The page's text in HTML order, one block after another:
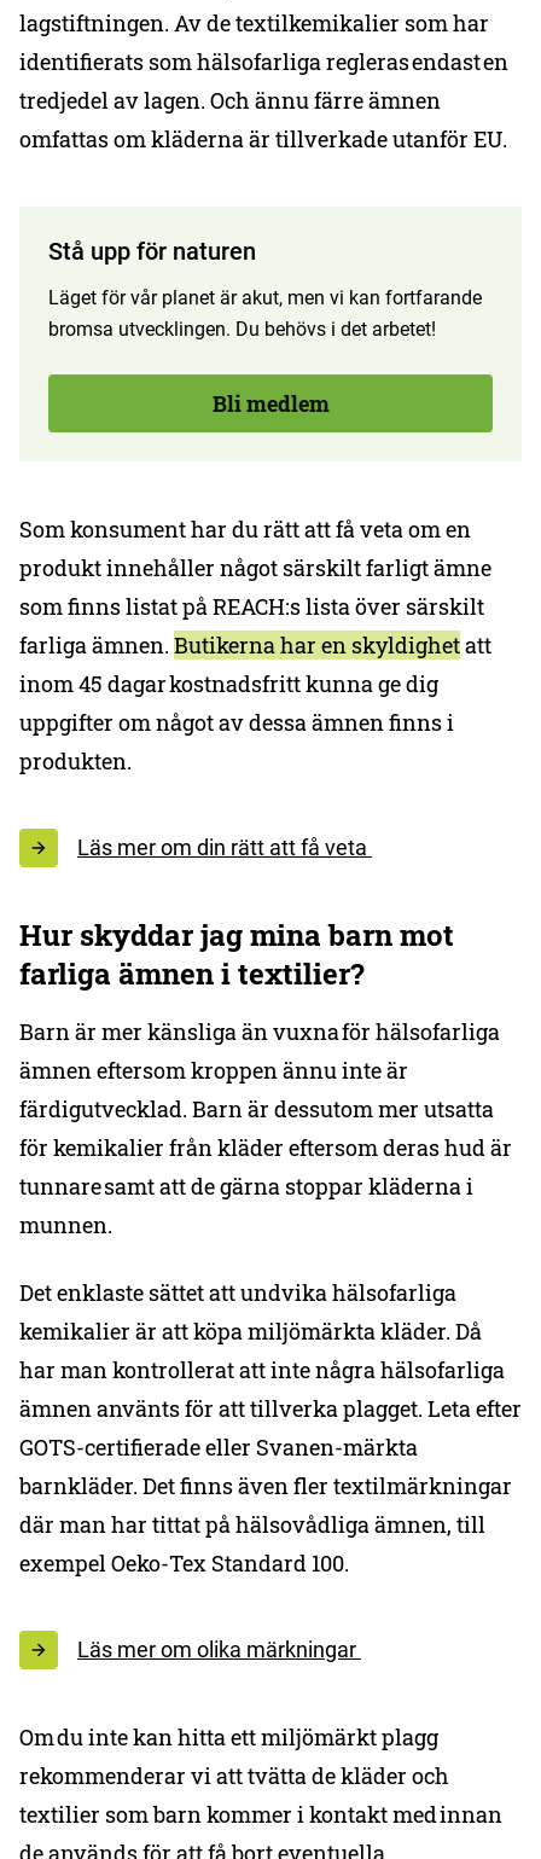
lagstiftningen. Av de textilkemikalier som har
identifierats som hälsofarliga regleras endast en
tredjedel av lagen. Och ännu färre ämnen
omfattas om kläderna är tillverkade utanför EU.
Stå upp för naturen
Läget för vår planet är akut, men vi kan fortfarande
bromsa utvecklingen. Du behövs i det arbetet!
Bli medlem
Som konsument har du rätt att få veta om en
produkt innehåller något särskilt farligt ämne
som finns listat på REACH:s lista över särskilt
farliga ämnen. Butikerna har en skyldighetatt
inom 45 dagar kostnadsfritt kunna ge dig
uppgifter om något av dessa ämnen finns i
produkten.
Läs mer om din rätt att få veta
Hur skyddar jag mina barn mot
farliga ämnen i textilier?
Barn är mer känsliga än vuxna för hälsofarliga
ämnen eftersom kroppen ännu inte är
färdigutvecklad. Barn är dessutom mer utsatta
för kemikalier från kläder eftersom deras hud är
tunnare samt att de gärna stoppar kläderna i
munnen.
Det enklaste sättet att undvika hälsofarliga
kemikalier är att köpa miljömärkta kläder. Då
har man kontrollerat att inte några hälsofarliga
ämnen använts för att tillverka plagget. Leta efter
GOTS-certifierade eller Svanen-märkta
barnkläder. Det finns även fler textilmärkningar
där man har tittat på hälsovådliga ämnen, till
exempel Oeko-Tex Standard 100.
Läs mer om olika märkningar
Om du inte kan hitta ett miljömärkt plagg
rekommenderar vi att tvätta de kläder och
textilier som barn kommer i kontakt med innan
de används för att få bort eventuella